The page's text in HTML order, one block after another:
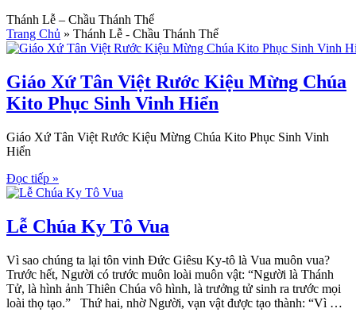
Thánh Lễ – Chầu Thánh Thể
Trang Chủ » Thánh Lễ - Chầu Thánh Thể
Giáo Xứ Tân Việt Rước Kiệu Mừng Chúa
Kito Phục Sinh Vinh Hiển
Giáo Xứ Tân Việt Rước Kiệu Mừng Chúa Kito Phục Sinh Vinh
Hiển
Đọc tiếp »
Lễ Chúa Ky Tô Vua
Vì sao chúng ta lại tôn vinh Đức Giêsu Ky-tô là Vua muôn vua?
Trước hết, Người có trước muôn loài muôn vật: “Người là Thánh
Tử, là hình ảnh Thiên Chúa vô hình, là trưởng tử sinh ra trước mọi
loài thọ tạo.” Thứ hai, nhờ Người, vạn vật được tạo thành: “Vì …